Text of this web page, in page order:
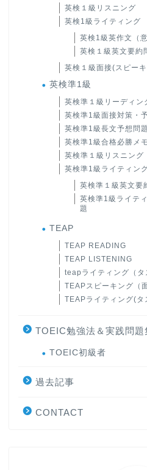
英検１級リスニング
英検1級ライティング
英検1級英作文（
英検１級英文要約
英検１級面接(スピー
英検準1級
英検準１級リーディン
英検準1級面接対策・
英検準1級長文予想問
英検準1級合格必勝メモ
英検準１級リスニング
英検準1級ライティン
英検準１級英文要
英検準1級ライテ
題
TEAP
TEAP READING
TEAP LISTENING
teapライティング（タ
TEAPスピーキング（
TEAPライティング(タ
TOEIC勉強法＆実践問題
TOEIC初級者
過去記事
CONTACT